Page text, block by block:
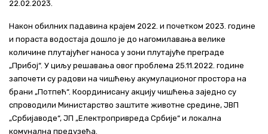
Контакт
+381 11 311 94 00 office@srbijavode.rs
22.02.2023.
Након обилних падавина крајем 2022. и почетком 2023. године
и пораста водостаја дошло је до нагомилавања велике
количине плутајућег наноса у зони плутајуће преграде
„Прибој“. У циљу решавања овог проблема 25.11.2022. године
започети су радови на чишћењу акумулационог простора на
брани „Потпећ“. Координисану акцију чишћења заједно су
спроводили Министарство заштите животне средине, ЈВП
„Србијаводе“, ЈП „Електропривреда Србије“ и локална
комунална предузећа.